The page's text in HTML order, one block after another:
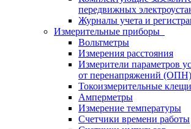
передвижных
Журналы учета и
Измерительные приборы
Вольтметры
Измерения расстояния
Измерители параметров
от перенапряжений (ОПН)
Токоизмерительные клещи
Амперметры
Измерение температуры
Счетчики времени работы